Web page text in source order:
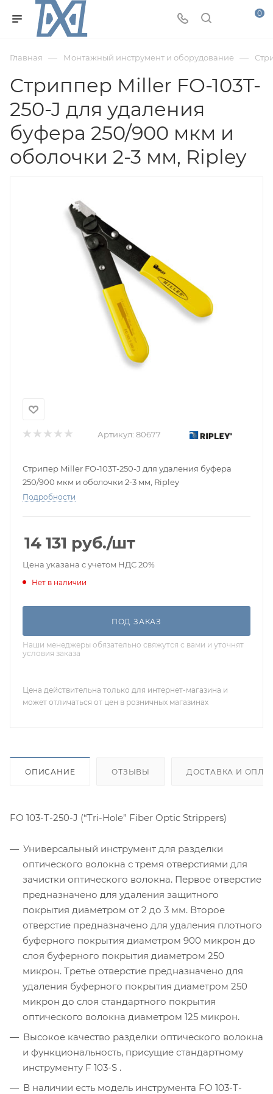
0
Главная — Монтажный инструмент и оборудование —
Стриппер Miller FO-103T-
250-J для удаления
буфера 250/900 мкм и
оболочки 2-3 мм, Ripley
Артикул: 80677
Стрипер Miller FO-103T-250-J для удаления буфера
250/900 мкм и оболочки 2-3 мм, Ripley
Подробности
14 131 руб./шт
Цена указана с учетом НДС 20%
Нет в наличии
ПОД ЗАКАЗ
Наши менеджеры обязательно свяжутся с вами и уточнят
условия заказа
Цена действительна только для интернет-магазина и
может отличаться от цен в розничных магазинах
ОПИСАНИЕ ОТЗЫВЫ ДОСТАВКА И
FO 103-T-250-J (“Tri-Hole” Fiber Optic Strippers)
Универсальный инструмент для разделки
оптического волокна с тремя отверстиями для
зачистки оптического волокна. Первое отверстие
предназначено для удаления защитного
покрытия диаметром от 2 до 3 мм. Второе
отверстие предназначено для удаления плотного
буферного покрытия диаметром 900 микрон до
слоя буферного покрытия диаметром 250
микрон. Третье отверстие предназначено для
удаления буферного покрытия диаметром 250
микрон до слоя стандартного покрытия
оптического волокна диаметром 125 микрон.
Высокое качество разделки оптического волокна
и функциональность, присущие стандартному
инструменту F 103-S .
В наличии есть модель инструмента FO 103-T-